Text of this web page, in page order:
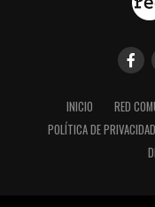
INICIO RED
POLÍTICA DE PRIVACIDAD